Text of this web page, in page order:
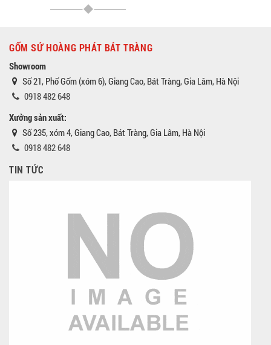
GỐM SỨ HOÀNG PHÁT BÁT TRÀNG
Showroom
Số 21, Phố Gốm (xóm 6), Giang Cao, Bát Tràng, Gia Lâm, Hà Nội
0918 482 648
Xưởng sản xuất:
Số 235, xóm 4, Giang Cao, Bát Tràng, Gia Lâm, Hà Nội
0918 482 648
TIN TỨC